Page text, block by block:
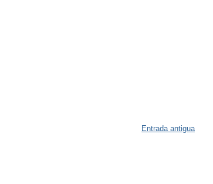
Entrada antigua